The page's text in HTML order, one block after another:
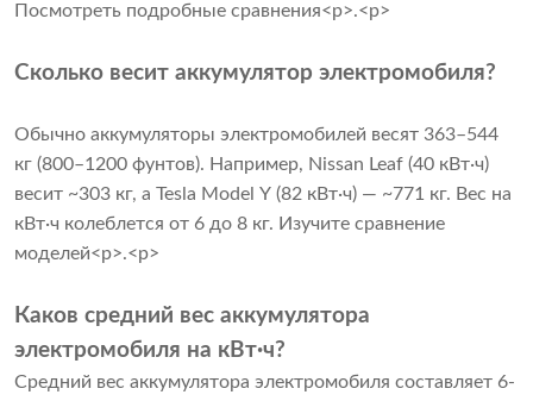
Посмотреть подробные сравнения<р>.<р>
Сколько весит аккумулятор электромобиля?
Обычно аккумуляторы электромобилей весят 363–544
кг (800–1200 фунтов). Например, Nissan Leaf (40 кВт·ч)
весит ~303 кг, а Tesla Model Y (82 кВт·ч) — ~771 кг. Вес на
кВт·ч колеблется от 6 до 8 кг. Изучите сравнение
моделей<р>.<р>
Каков средний вес аккумулятора
электромобиля на кВт·ч?
Средний вес аккумулятора электромобиля составляет 6-